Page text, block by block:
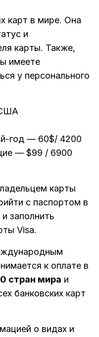
карт в мире. Она
и
карты. Также,
имеете
у персонального
год — 60$/ 4200
— $99 / 6900
карты
с паспортом в
заполнить
Visa.
к оплате в
стран мира и
банковских карт
о видах и